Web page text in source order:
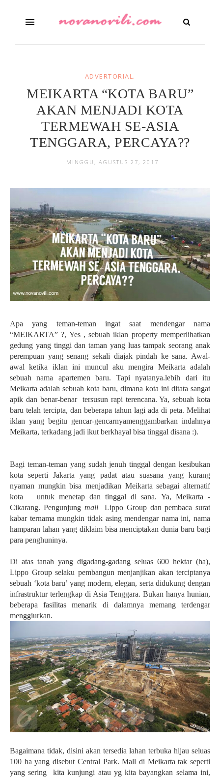
ADVERTORIAL.
MEIKARTA “KOTA BARU”
AKAN MENJADI KOTA
TERMEWAH SE-ASIA
TENGGARA, PERCAYA??
MINGGU, AGUSTUS 27, 2017
Apa yang teman-teman ingat saat mendengar nama
“MEIKARTA” ?, Yes , sebuah iklan property memperlihatkan
gedung yang tinggi dan taman yang luas tampak seorang anak
perempuan yang senang sekali diajak pindah ke sana. Awal-
awal ketika iklan ini muncul aku mengira Meikarta adalah
sebuah nama apartemen baru. Tapi nyatanya.lebih dari itu
Meikarta adalah sebuah kota baru, dimana kota ini ditata sangat
apik dan benar-benar tersusun rapi terencana. Ya, sebuah kota
baru telah tercipta, dan beberapa tahun lagi ada di peta. Melihat
iklan yang begitu gencar-gencarnyamenggambarkan indahnya
Meikarta, terkadang jadi ikut berkhayal bisa tinggal disana :).
Bagi teman-teman yang sudah jenuh tinggal dengan kesibukan
kota seperti Jakarta yang padat atau suasana yang kurang
nyaman mungkin bisa menjadikan Meikarta sebagai alternatif
kota untuk menetap dan tinggal di sana. Ya, Meikarta -
Cikarang. Pengunjung mall Lippo Group dan pembaca surat
kabar ternama mungkin tidak asing mendengar nama ini, nama
hamparan lahan yang diklaim bisa menciptakan dunia baru bagi
para penghuninya.
Di atas tanah yang digadang-gadang seluas 600 hektar (ha),
Lippo Group selaku pembangun menjanjikan akan terciptanya
sebuah ‘kota baru’ yang modern, elegan, serta didukung dengan
infrastruktur terlengkap di Asia Tenggara. Bukan hanya hunian,
beberapa fasilitas menarik di dalamnya memang terdengar
menggiurkan.
Bagaimana tidak, disini akan tersedia lahan terbuka hijau seluas
100 ha yang disebut Central Park. Mall di Meikarta tak seperti
yang sering kita kunjungi atau yg kita bayangkan selama ini,